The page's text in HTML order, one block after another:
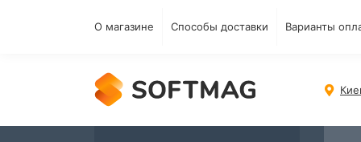
О магазине Способы доставки Варианты